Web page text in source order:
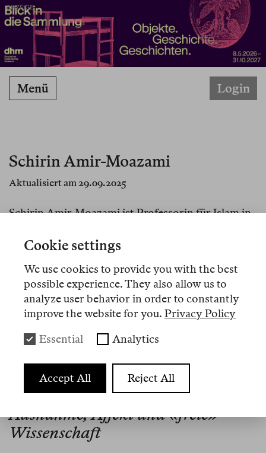
ANZEIGE
Menü Login
Schirin Amir-Moazami
Aktualisiert am 29.09.2025
Schirin Amir-Moazami ist Professorin für Islam in
Principal Investigator an der Berlin Graduate
Universität Berlin.
Artikel
Memo
Ausnahme, Affekt und «freie»
Wissenschaft
Cookie settings
We use cookies to provide you with the best
possible experience. They also allow us to
analyze user behavior in order to constantly
improve the website for you. Privacy Policy
Essential Analytics
Accept All Reject All